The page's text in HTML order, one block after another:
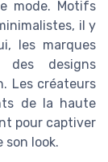
mode. Motifs
il y
les marques
des designs
Les créateurs
de la haute
pour captiver
son look.